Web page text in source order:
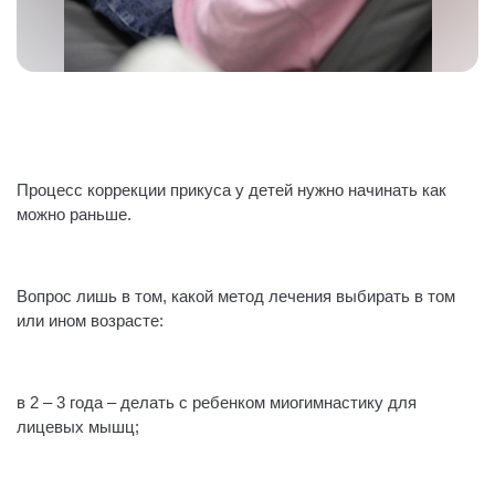
Процесс коррекции прикуса у детей нужно начинать как
можно раньше.
Вопрос лишь в том, какой метод лечения выбирать в том
или ином возрасте:
в 2 – 3 года – делать с ребенком миогимнастику для
лицевых мышц;